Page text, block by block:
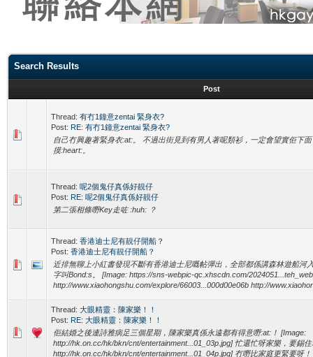
Search Results
Post
Thread: 有冇1鐘意zentai 緊身衣?
Post: RE: 有冇1鐘意zentai 緊身衣?
自己冇興趣著緊身衣:at:。 不過出街見到有男人著呢類衫，一定會望實佢下
摸:heart:。
Thread: 呢2個鬼仔真係好靚仔
Post: RE: 呢2個鬼仔真係好靚仔
第二張相條嘢Key走咗 :huh: ？
Thread: 香港迪士尼有靚仔開船？
Post: 香港迪士尼有靚仔開船？
近排無聊上小紅書發現不斷有香港迪士尼嘅帖彈出，全部都係講森林遊船河
字叫Bond:s。 [Image: https://sns-webpic-qc.xhscdn.com/
http://www.xiaohongshu.com/explore/66003...000d00e06b http://
Thread: 大眼精靈：陳家樂！！
Post: RE: 大眼精靈：陳家樂！！
佢結婚之後連詩雅病足三個星期，陳家樂真係永遠都有得意嘢:at:！ [Image:
http://hk.on.cc/hk/bkn/cnt/entertainment...01_03p.jpg] 忙還忙呀家樂，要錫
http://hk.on.cc/hk/bkn/cnt/entertainment...01_04p.jpg] 冇嘢比家庭更緊要呀